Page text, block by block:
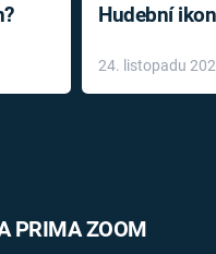
Hudební
léky
24. listopadu
PRIMA ZOOM